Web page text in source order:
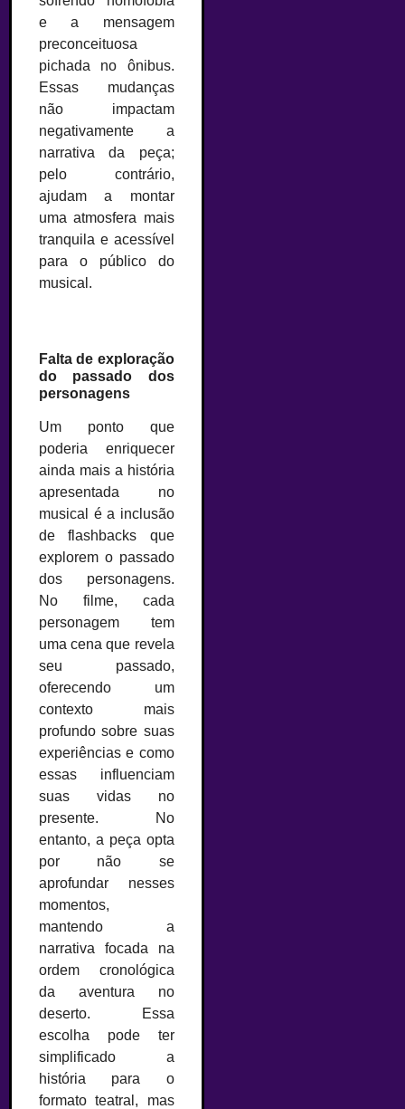
e a mensagem
preconceituosa
pichada no ônibus.
Essas mudanças
não impactam
negativamente a
narrativa da peça;
pelo contrário,
ajudam a montar
uma atmosfera mais
tranquila e acessível
para o público do
musical.
Falta de exploração
do passado dos
personagens
Um ponto que
poderia enriquecer
ainda mais a história
apresentada no
musical é a inclusão
de flashbacks que
explorem o passado
dos personagens.
No filme, cada
personagem tem
uma cena que revela
seu passado,
oferecendo um
contexto mais
profundo sobre suas
experiências e como
essas influenciam
suas vidas no
presente. No
entanto, a peça opta
por não se
aprofundar nesses
momentos,
mantendo a
narrativa focada na
ordem cronológica
da aventura no
deserto. Essa
escolha pode ter
simplificado a
história para o
formato teatral, mas